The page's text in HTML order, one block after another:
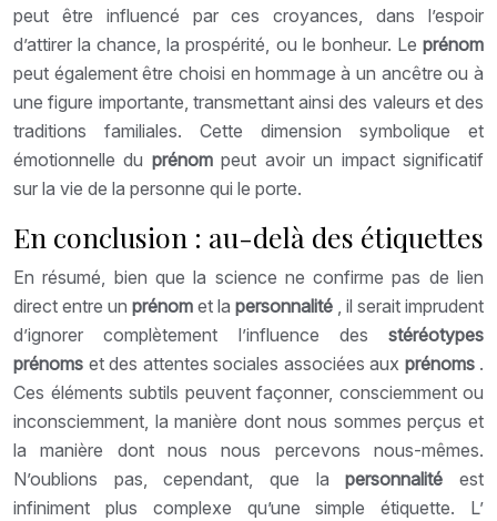
peut être influencé par ces croyances, dans l’espoir
d’attirer la chance, la prospérité, ou le bonheur. Le prénom
peut également être choisi en hommage à un ancêtre ou à
une figure importante, transmettant ainsi des valeurs et des
traditions familiales. Cette dimension symbolique et
émotionnelle du prénompeut avoir un impact significatif
sur la vie de la personne qui le porte.
En conclusion : au-delà des étiquettes
En résumé, bien que la science ne confirme pas de lien
direct entre un prénom et la personnalité , il serait imprudent
d’ignorer complètement l’influence des stéréotypes
prénoms et des attentes sociales associées aux prénoms .
Ces éléments subtils peuvent façonner, consciemment ou
inconsciemment, la manière dont nous sommes perçus et
la manière dont nous nous percevons nous-mêmes.
N’oublions pas, cependant, que lapersonnalitéest
infiniment plus complexe qu’une simple étiquette. L’